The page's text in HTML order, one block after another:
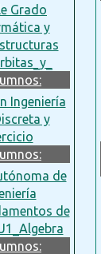
Grado
y
Ingeniería
y
de
de